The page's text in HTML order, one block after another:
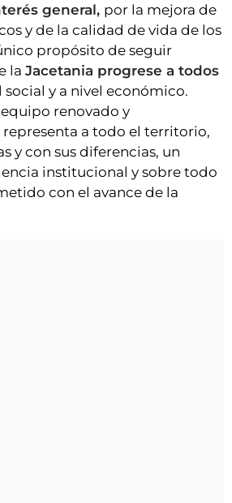
general, por la mejora de
y de la calidad de vida de los
propósito de seguir
la Jacetania progrese a todos
social y a nivel económico.
renovado y
a todo el territorio,
y con sus diferencias, un
institucional y sobre todo
con el avance de la